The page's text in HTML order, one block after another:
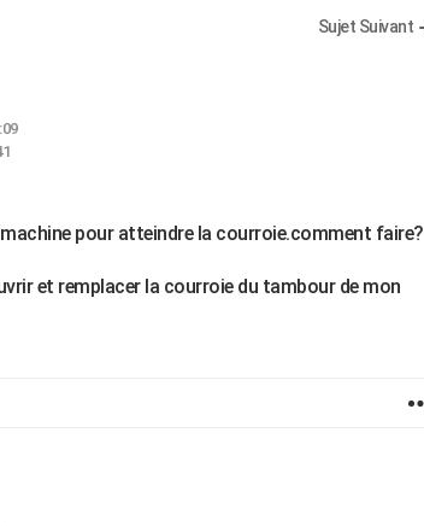
Sujet Suivant
pour atteindre la courroie.comment faire?
et remplacer la courroie du tambour de mon